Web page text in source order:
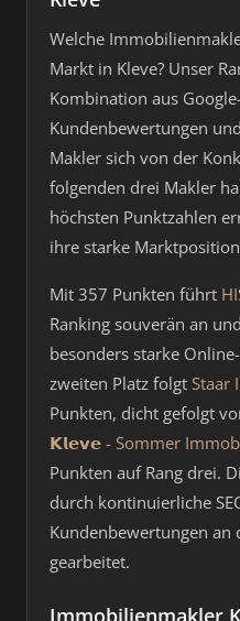
Welche
Markt in Kleve? Unser
Kombination aus
Kundenbewertungen
Makler sich von der
folgenden drei Makler
höchsten Punktzahlen
ihre starke
Mit 357 Punkten führt
Ranking souverän an
besonders starke
zweiten Platz folgt Staar
Punkten, dicht gefolgt
𝗞𝗹𝗲𝘃𝗲 - Sommer
Punkten auf Rang drei.
durch kontinuierliche
Kundenbewertungen an
gearbeitet.
Immobilienmakler